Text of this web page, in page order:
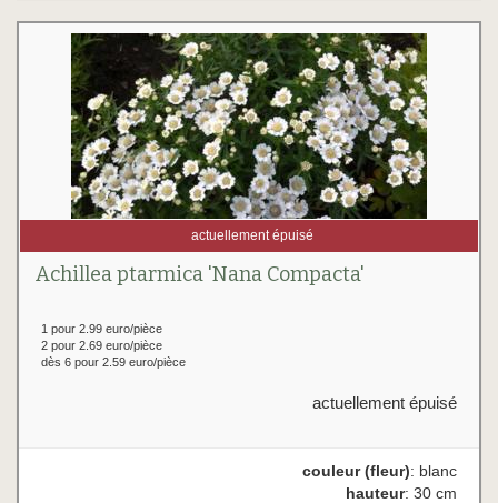
actuellement épuisé
Achillea ptarmica 'Nana Compacta'
1 pour 2.99 euro/pièce
2 pour 2.69 euro/pièce
dès 6 pour 2.59 euro/pièce
actuellement épuisé
couleur (fleur): blanc
hauteur: 30 cm